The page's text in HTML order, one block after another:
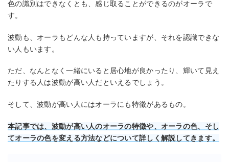
色の識別はできなくとも、感じ取ることができるのがオーラで
す。
波動も、オーラもどんな人も持っていますが、それを認識できな
い人もいます。
ただ、なんとなく一緒にいると居心地が良かったり、輝いて見え
たりする人は波動が高い人だといえるでしょう。
そして、波動が高い人にはオーラにも特徴があるもの。
本記事では、波動が高い人のオーラの特徴や、オーラの色、そし
てオーラの色を変える方法などについて詳しく解説してきます。